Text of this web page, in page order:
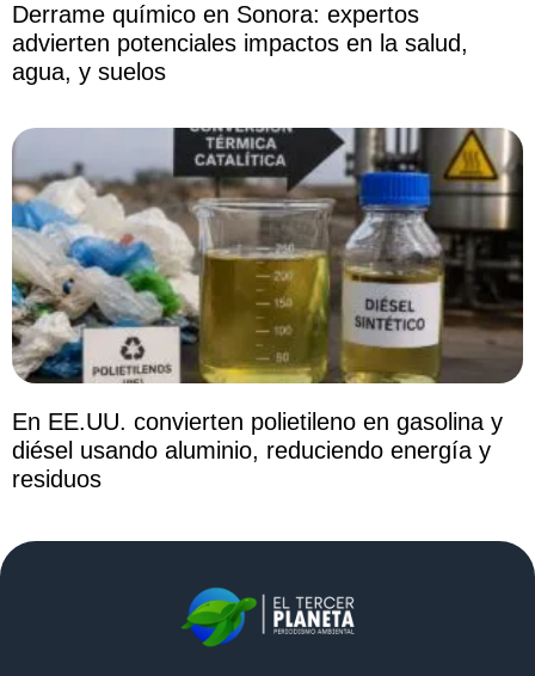
Derrame químico en Sonora: expertos
advierten potenciales impactos en la salud,
agua, y suelos
En EE.UU. convierten polietileno en gasolina y
diésel usando aluminio, reduciendo energía y
residuos